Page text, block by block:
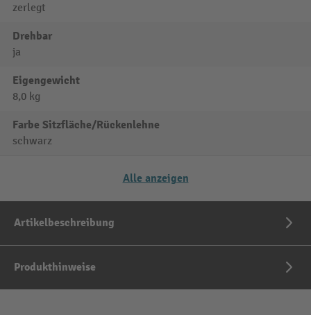
zerlegt
Drehbar
ja
Eigengewicht
8,0 kg
Farbe Sitzfläche/Rückenlehne
schwarz
Alle anzeigen
Artikelbeschreibung
Produkthinweise